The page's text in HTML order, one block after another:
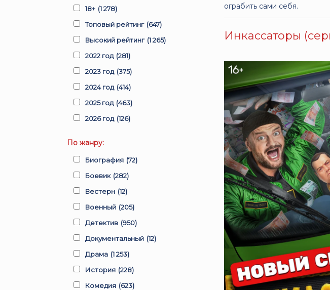
ограбить сами себя.
Инкассаторы
18+ (1 278)
Топовый рейтинг (647)
Высокий рейтинг (1 265)
2022 год (281)
2023 год (375)
2024 год (414)
2025 год (463)
2026 год (126)
По жанру:
Биография (72)
Боевик (282)
Вестерн (12)
Военный (205)
Детектив (950)
Документальный (12)
Драма (1 253)
История (228)
Комедия (623)